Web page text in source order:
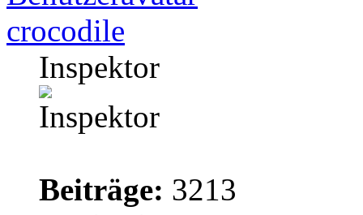
crocodile
Inspektor
Beiträge: 3213